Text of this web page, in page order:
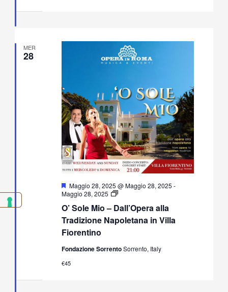
MER
28
O’ Sole Mio – Dall’Opera alla
Tradizione Napoletana in Villa
Fiorentino
Segnalati
Maggio 28, 2025 @ Maggio 28, 2025 -
Maggio 28, 2025
O’
Mio
–
Dall’Opera
Napoletana
Fondazione SorrentoSorrento, Italy
€45